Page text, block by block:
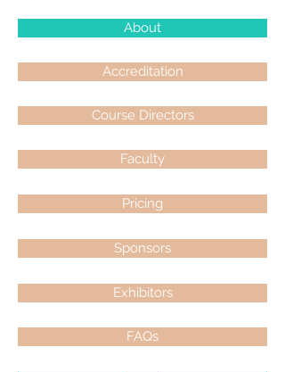
About
Accreditation
Course Directors
Faculty
Pricing
Sponsors
Exhibitors
FAQs